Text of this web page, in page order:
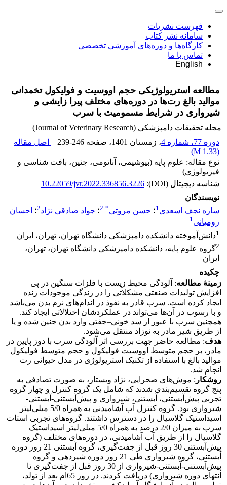
فهرست نشریات
سامانه نشر کتاب
کارگاه‌ها و دوره‌های آموزشی تخصصی
تماس با ما
English
مطالعه استریولوژیکی حجم اووسیت و فولیکول تخمدانی
موالید بالغ رت‌ها در دوره‌های مختلف پیرا زایشی و
شیرواری در شرایط مسمومیت با سرب
مجله تحقیقات دامپزشکی (Journal of Veterinary Research)
دوره 77، شماره 4
، زمستان 1401 ، صفحه 239-246
اصل مقاله
(
1.33 M
)
نوع مقاله: علوم پایه (بیوشیمی، آناتومی، جنین، بافت شناسی و
فیزیولوژی)
شناسه دیجیتال (DOI):
10.22059/jvr.2022.336856.3226
نویسندگان
ساره نجف اسعدی1؛ حسن مروتی*
2؛ جواد صادقی نژاد2؛ احسان
رومیانی1
1دانش‌آموخته دانشکده دامپزشکی دانشگاه تهران، تهران، ایران
2گروه علوم پایه، دانشکده دامپزشکی دانشگاه تهران، تهران،
ایران
چکیده
زمینۀ مطالعه: آلودگی محیط زیست با فلزات سنگین در پی
افزایش تولیدات صنعتی مشکلاتی را در زندگی موجودات زنده
ایجاد کرده است. سرب قادر به نفوذ در اندام‌های نرم بدن می‌باشد
و با رسوب در آن‌ها می‌تواند در عملکردشان اختلالاتی ایجاد کند.
همچنین سرب با عبور از سد خونی‌–جفتی وارد بدن جنین شده و یا
از طریق شیر مادر به نوزاد منتقل می‌شود.
هدف: مطالعه حاضر جهت بررسی اثر آلودگی سرب با دوز پایین در
مادر، بر حجم متوسط اووسیت فولیکول و حجم متوسط فولیکول
موالید بالغ با استفاده از تکنیک استریولوژی در مدل حیوانی رت
انجام شد.
روشکار : موش‌های صحرایی، نژاد ویستار، به صورت تصادفی به
پنج گروه تقسیم‌بندی شدند که شامل یک گروه کنترل و چهار گروه
تجربی پیش‌آبستنی، آبستنی، شیرواری و پیش‌آبستنی-آبستنی-
شیرواری بود. گروه کنترل آب آشامیدنی به همراه 5/0 میلی‌لیتر
اسیداستیک گلاسیال را در دسترس داشتند. گروه‌های تجربی استات
سرب به میزان 2/0 درصد به همراه 5/0 میلی‌لیتر اسیداستیک
گلاسیال را از طریق آب آشامیدنی، در دوره‌های مختلف (گروه
پیش‌آبستنی 30 روز قبل از جفت‌گیری، گروه آبستنی 21 روز دوره
آبستنی، گروه شیرواری طی 21 روز دوره شیردهی و گروه
پیش‌آبستنی-آبستنی-شیرواری از 30 روز قبل از جفت‌گیری تا
انتهای دوره شیرواری) دریافت کردند. در روز 65ام بعد از تولد،